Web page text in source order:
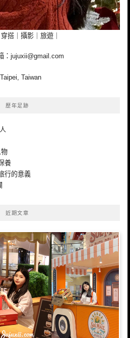
穿搭｜攝影｜旅遊｜
： jujuxii@gmail.com
Taipei, Taiwan
歷年足跡
養
行的意義
近期文章